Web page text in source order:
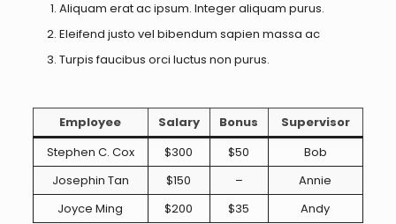
Aliquam erat ac ipsum. Integer aliquam purus.
Eleifend justo vel bibendum sapien massa ac
Turpis faucibus orci luctus non purus.
Employee Salary Bonus
Supervisor
Stephen C. Cox
$300 $50
Bob
Josephin Tan
$150 –
Annie
Joyce Ming
$200 $35 Andy